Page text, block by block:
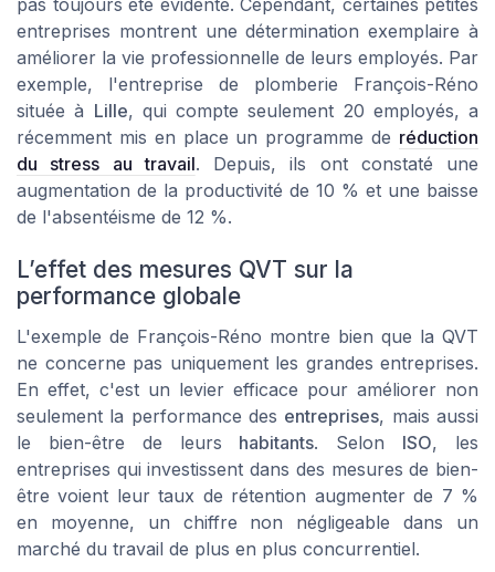
entreprises montrent une détermination exemplaire à
améliorer la vie professionnelle de leurs employés. Par
exemple, l'entreprise de plomberie François-Réno
située à Lille, qui compte seulement 20 employés, a
récemment mis en place un programme de réduction
du stress au travail. Depuis, ils ont constaté une
augmentation de la productivité de 10 % et une baisse
de l'absentéisme de 12 %.
L’effet des mesures QVT sur la
performance globale
L'exemple de François-Réno montre bien que la QVT
ne concerne pas uniquement les grandes entreprises.
En effet, c'est un levier efficace pour améliorer non
seulement la performance des entreprises, mais aussi
le bien-être de leurs habitants. Selon ISO, les
entreprises qui investissent dans des mesures de bien-
être voient leur taux de rétention augmenter de 7 %
en moyenne, un chiffre non négligeable dans un
marché du travail de plus en plus concurrentiel.